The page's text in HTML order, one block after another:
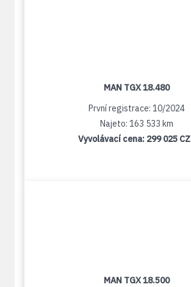
MAN TGX 18.480
První registrace: 10/2024
Najeto: 163 533 km
Vyvolávací cena: 299 025
MAN TGX 18.500